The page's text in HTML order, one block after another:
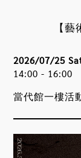
【
當代館一樓活
2026/07/25
14:00 - 16:00